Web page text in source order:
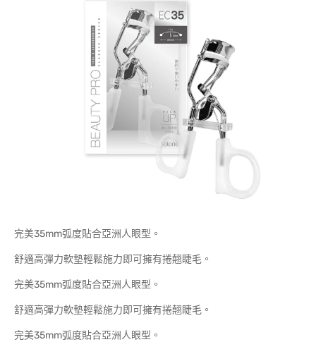
完美35mm弧度貼合亞洲人眼型。
舒適高彈力軟墊輕鬆施力即可擁有捲翹睫毛。
完美35mm弧度貼合亞洲人眼型。
舒適高彈力軟墊輕鬆施力即可擁有捲翹睫毛。
完美35mm弧度貼合亞洲人眼型。